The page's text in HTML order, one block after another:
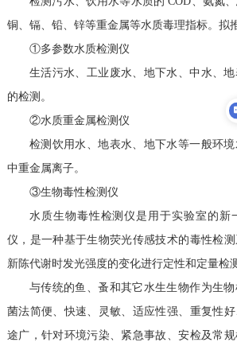
铜、镉、铅、锌等重金属等水质毒理指标。拟
①多参数水质检测仪
生活污水、工业废水、地下水、中水、
的检测。
②水质重金属检测仪
检测饮用水、地表水、地下水等一般环
中重金属离子。
③生物毒性检测仪
水质生物毒性检测仪是用于实验室的新
仪，是一种基于生物荧光传感技术的毒性检
新陈代谢时发光强度的变化进行定性和定量检
与传统的鱼、蚤和其它水生生物作为生
菌法简便、快速、灵敏、适应性强、重复性
途广，针对环境污染、紧急事故、安检及常